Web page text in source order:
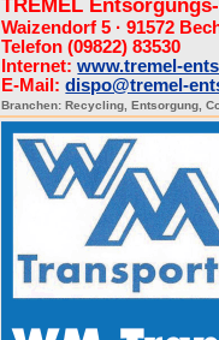
TREMEL
Waizendorf 5 · 91572
Telefon (09822) 83530
Internet:www.tremel-
E-Mail:dispo@tremel-
Branchen:Recycling ,Entsorgung ,